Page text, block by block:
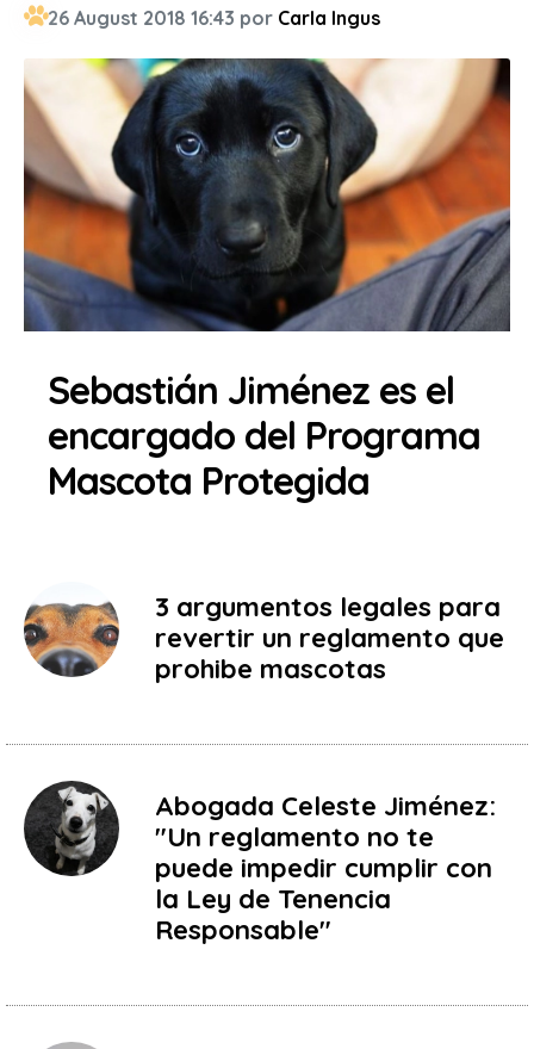
26 August 2018 16:43 por Carla Ingus
Sebastián Jiménez es el
encargado del Programa
Mascota Protegida
3 argumentos legales para
revertir un reglamento que
prohibe mascotas
Abogada Celeste Jiménez:
"Un reglamento no te
puede impedir cumplir con
la Ley de Tenencia
Responsable"